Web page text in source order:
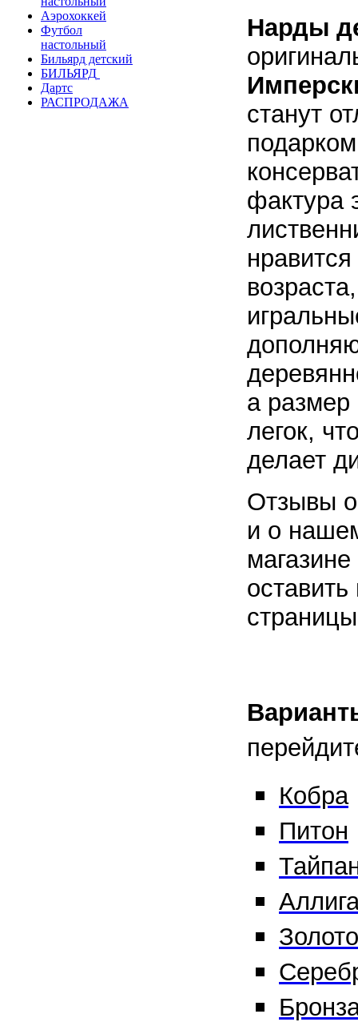
Аэрохоккей
Футбол
настольный
Бильярд детский
БИЛЬЯРД
Дартс
РАСПРОДАЖА
Нарды
станут
фактура
а
легок,
делает
Отзывы о
и о
оставить
Кобра
Питон
Золото